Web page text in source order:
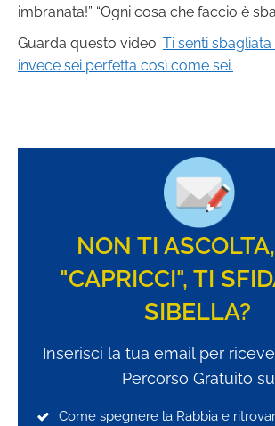
imbranata!” “Ogni cosa che faccio è
Guarda questo video: Ti senti
invece sei perfetta così come sei.
NON TI
"CAPRICCI", TI
SIBELLA?
Inserisci la tua email per
Percorso Gratuito
Come spegnere la Rabbia e